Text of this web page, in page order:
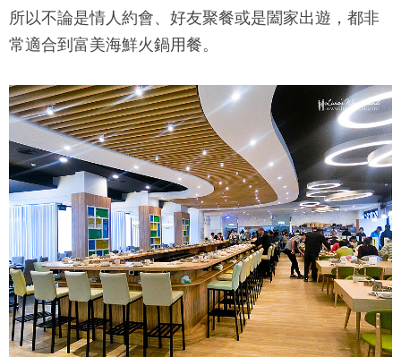
所以不論是情人約會、好友聚餐或是闔家出遊，都非
常適合到富美海鮮火鍋用餐。